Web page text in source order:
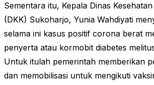
Sementara itu, Kepala Dinas
(DKK) Sukoharjo, Yunia Wahdiyati
selama ini kasus positif corona berat
penyerta atau kormobit diabetes
Untuk itulah pemerintah memberikan
dan memobilisasi untuk mengikuti